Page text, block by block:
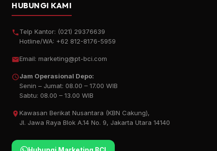
HUBUNGI KAMI
Telp Kantor: (021) 29376639
Hotline/WA: +62 812-8176-5959
Email: marketing@pt-bci.com
Jam Operasional Depo:
Senin – Jumat: 08.00 – 17.00 WIB
Sabtu: 08.00 – 13.00 WIB
Kawasan Berikat Nusantara (KBN Cakung),
Jl. Jawa Raya Blok A.14 No. 9, Jakarta Utara 14140